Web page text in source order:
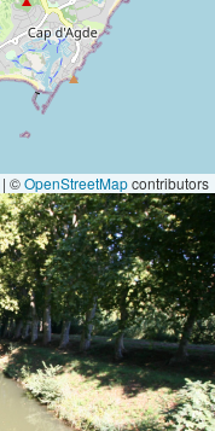
| ©OpenStreetMapcontributors